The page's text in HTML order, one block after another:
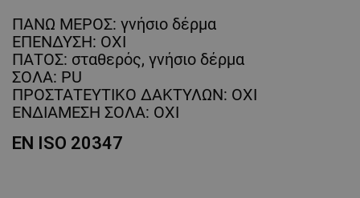
ΠΑΝΩ ΜΕΡΟΣ: γνήσιο δέρμα
ΕΠΕΝΔΥΣΗ: ΟΧΙ
ΠΑΤΟΣ: σταθερός, γνήσιο δέρμα
ΣΟΛΑ: PU
ΠΡΟΣΤΑΤΕΥΤΙΚΟ ΔΑΚΤΥΛΩΝ: ΟΧΙ
ΕΝΔΙΑΜΕΣΗ ΣΟΛΑ: ΟΧΙ
EN ISO 20347